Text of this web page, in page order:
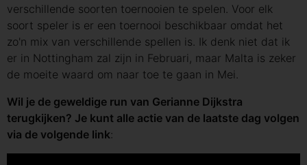
verschillende soorten toernooien te spelen. Voor elk
soort speler is er een toernooi beschikbaar omdat het
zo'n mix van verschillende spellen is. Ik denk niet dat ik
er in Nottingham zal zijn in Februari, maar Malta is zeker
de moeite waard om naar toe te gaan in Mei.
Wil je de geweldige run van Gerianne Dijkstra
terugkijken? Je kunt alle actie van de laatste dag volgen
via de volgende link: